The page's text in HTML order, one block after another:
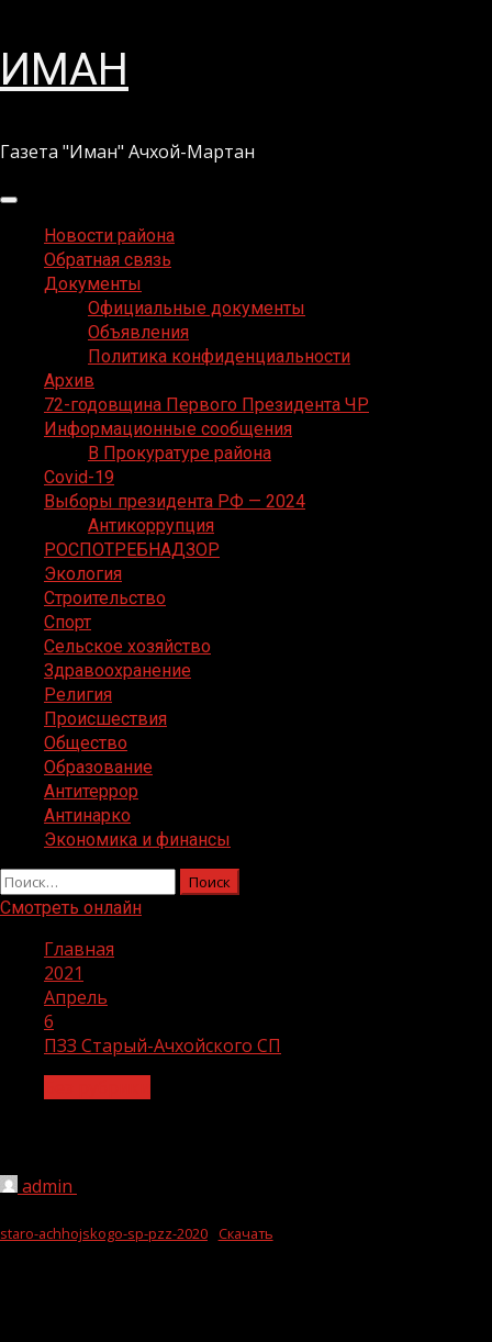
Перейти
кИМАН
Газета "Иман" Ачхой-Мартан
Основное
менюНовости района
Обратная связь
Документы
Официальные документы
Объявления
Политика конфиденциальности
Архив
72-годовщина Первого Президента ЧР
Информационные сообщения
В Прокуратуре района
Covid-19
Выборы президента РФ — 2024
Антикоррупция
РОСПОТРЕБНАДЗОР
Экология
Строительство
Спорт
Сельское хозяйство
Здравоохранение
Религия
Происшествия
Общество
Образование
Антитеррор
Антинарко
Экономика и финансы
Найти:
Смотреть онлайн
Главная
2021
Апрель
6
ПЗЗ Старый-Ачхойского СП
admin
staro-achhojskogo-sp-pzz-2020 Скачать